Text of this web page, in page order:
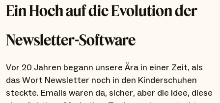
Ein Hoch auf die Evolution der
Newsletter-Software
Vor 20 Jahren begann unsere Ära in einer Zeit, als
das Wort Newsletter noch in den Kinderschuhen
steckte. Emails waren da, sicher, aber die Idee, diese